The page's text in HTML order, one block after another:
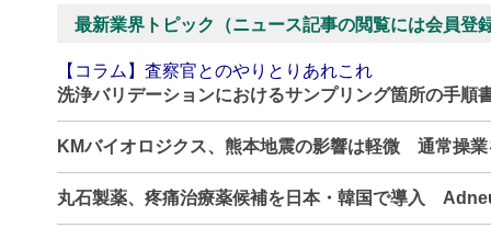
最新業界トピック（ニュース記事の閲覧には会員登
【コラム】査察官とのやりとりあれこれ
洗浄バリデーションにおけるサンプリング箇所の手順
KMバイオロジクス、熊本地震の影響は軽微 通常操
丸石製薬、疼痛治療薬候補を日本・韓国で導入